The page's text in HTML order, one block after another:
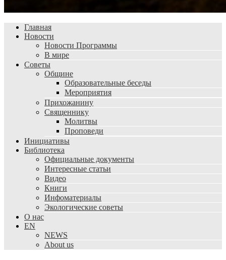
Главная
Новости
Новости Программы
В мире
Советы
Общине
Образовательные беседы
Мероприятия
Прихожанину
Священнику
Молитвы
Проповеди
Инициативы
Библиотека
Официальные документы
Интересные статьи
Видео
Книги
Инфоматериалы
Экологические советы
О нас
EN
NEWS
About us